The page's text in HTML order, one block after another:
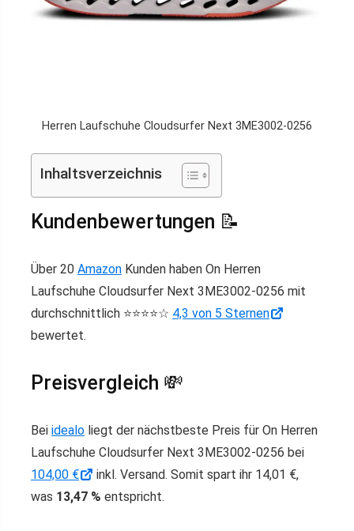
Herren Laufschuhe Cloudsurfer Next 3ME3002-0256
Inhaltsverzeichnis
Kundenbewertungen 📝
Über 20 Amazon Kunden haben On Herren
Laufschuhe Cloudsurfer Next 3ME3002-0256 mit
durchschnittlich ⭐️⭐️⭐️⭐️☆ 4,3 von 5 Sternen
bewertet.
Preisvergleich 💸
Bei idealo liegt der nächstbeste Preis für On Herren
Laufschuhe Cloudsurfer Next 3ME3002-0256 bei
104,00 €
inkl. Versand. Somit spart ihr 14,01 €,
was 13,47 % entspricht.